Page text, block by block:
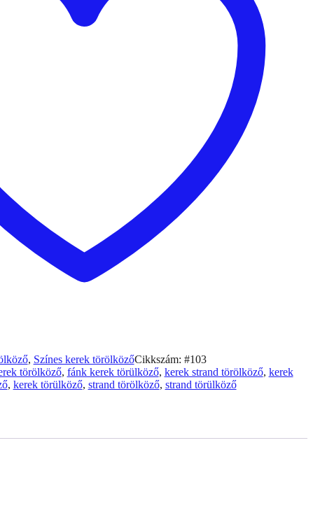
Cikkszám: #103
, Színes kerek törölköző
törölköző, fánk kerek törülköző, kerek strand törölköző, kerek
, kerek törülköző, strand törölköző, strand törülköző